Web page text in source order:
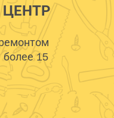
более 15